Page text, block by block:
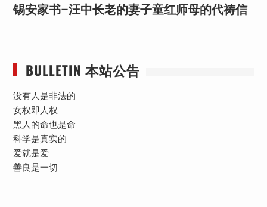
锡安家书–汪中长老的妻子童红⁩师母的代祷信
BULLETIN 本站公告
没有人是非法的
女权即人权
黑人的命也是命
科学是真实的
爱就是爱
善良是一切